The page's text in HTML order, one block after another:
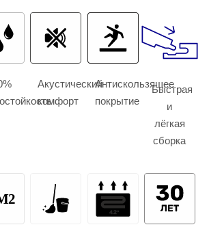
Акустический
комфорт
Антискользящее
покрытие
Быстрая
и
лёгкая
сборка